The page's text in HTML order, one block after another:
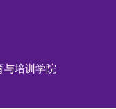
与培训学院